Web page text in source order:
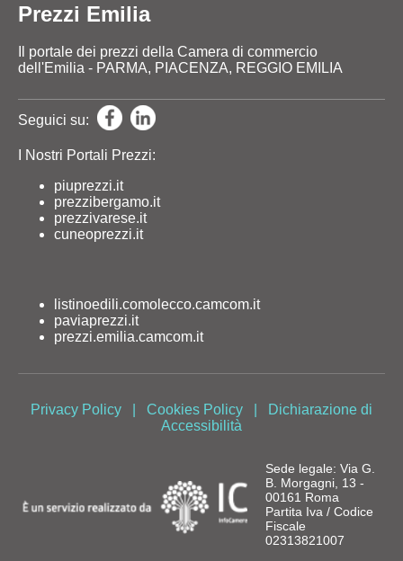
Prezzi Emilia
Il portale dei prezzi della Camera di commercio
dell'Emilia - PARMA, PIACENZA, REGGIO EMILIA
Seguici su:
I Nostri Portali Prezzi:
piuprezzi.it
prezzibergamo.it
prezzivarese.it
cuneoprezzi.it
listinoedili.comolecco.camcom.it
paviaprezzi.it
prezzi.emilia.camcom.it
Privacy Policy Cookies Policy
Dichiarazione di
Accessibilità
Sede legale: Via G.
B. Morgagni, 13 -
00161 Roma
Partita Iva / Codice
Fiscale
02313821007